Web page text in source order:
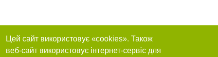
Цей сайт використовує «cookies». Також
веб-сайт використовує інтернет-сервіс для